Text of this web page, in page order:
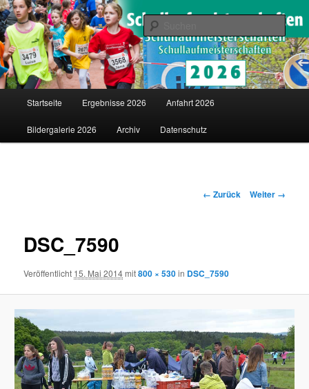
Schullaufmeisterschaften
Saarländische Schullaufmeisterschaften in Merzig
Zum
Inhalt
Startseite Ergebnisse 2026 Anfahrt 2026
Bildergalerie 2026 Archiv Datenschutz
Bilder-
← Zurück Weiter →
DSC_7590
Veröffentlicht 15. Mai 2014mit800 × 530in DSC_7590